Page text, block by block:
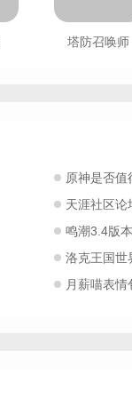
塔防召唤师
原神是否值
天涯社区论
鸣潮3.4版
洛克王国世
月薪喵表情